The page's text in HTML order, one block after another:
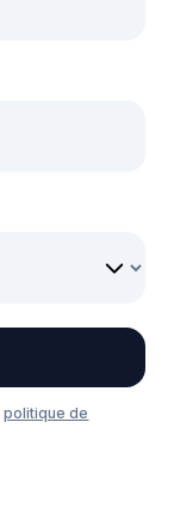
politique de